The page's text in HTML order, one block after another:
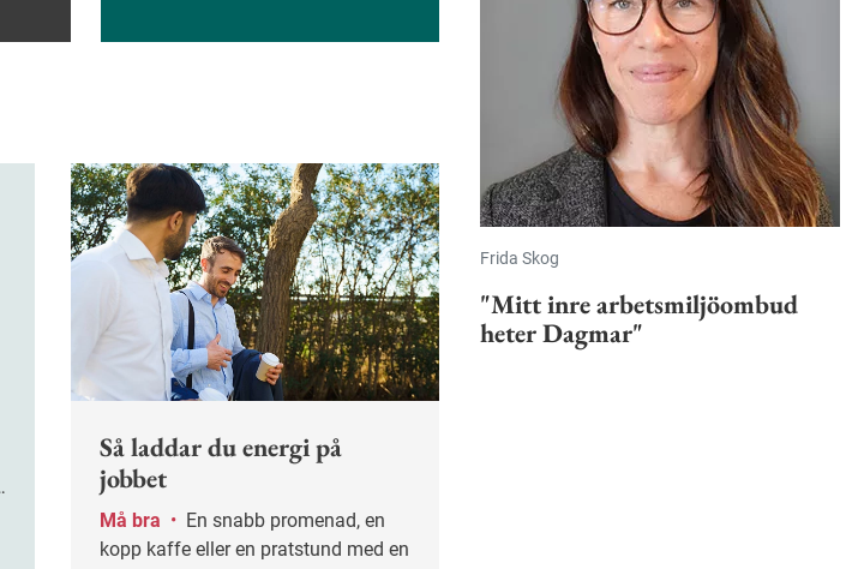
Så laddar du energi på
jobbet
Må bra •
kopp kaffe eller en pratstund med en
Frida Skog
"Mitt inre arbetsmiljöombud
heter Dagmar"